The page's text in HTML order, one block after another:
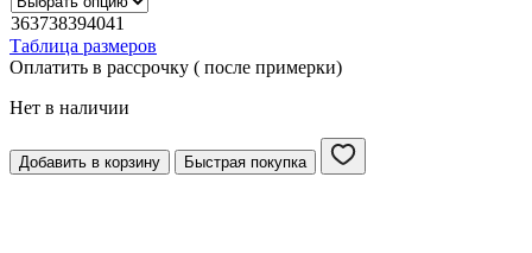
363738394041
Таблица размеров
Оплатить в рассрочку ( после примерки)
Нет в наличии
Добавить в корзину Быстрая покупка